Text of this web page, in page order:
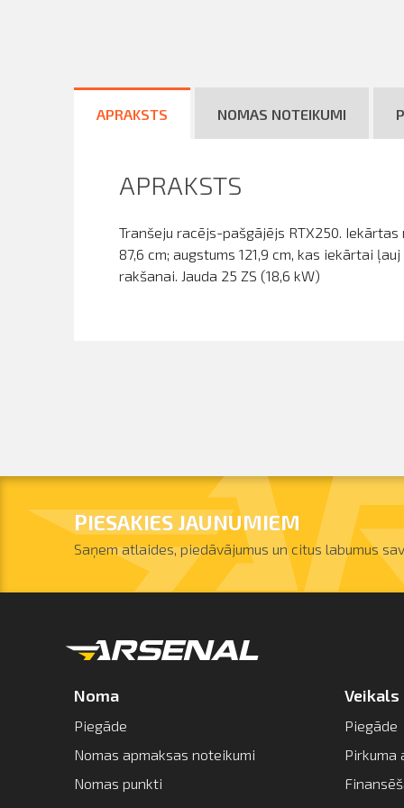
APRAKSTS NOMAS NOTEIKUMI
APRAKSTS
Tranšeju racējs-pašgājējs RTX250.
87,6 cm; augstums 121,9 cm, kas iekārtai
rakšanai. Jauda 25 ZS (18,6 kW)
PIESAKIES JAUNUMIEM
Saņem atlaides, piedāvājumus un citus labumus
Noma
Piegāde
Nomas apmaksas noteikumi
Nomas punkti
Veikals
Piegāde
Pirkuma